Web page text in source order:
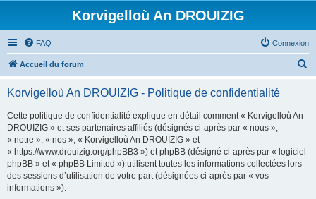
Korvigelloù An DROUIZIG
FAQ Connexion
Accueil du forum
Korvigelloù An DROUIZIG - Politique de confidentialité
Cette politique de confidentialité explique en détail comment « Korvigelloù An
DROUIZIG » et ses partenaires affiliés (désignés ci-après par « nous »,
« notre », « nos », « Korvigelloù An DROUIZIG » et
« https://www.drouizig.org/phpBB3 ») et phpBB (désigné ci-après par « logiciel
phpBB » et « phpBB Limited ») utilisent toutes les informations collectées lors
des sessions d’utilisation de votre part (désignées ci-après par « vos
informations »).